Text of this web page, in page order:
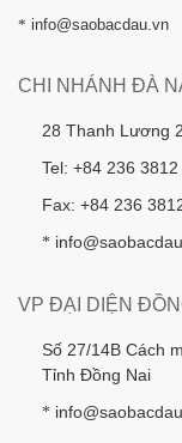
* info@saobacdau.vn
CHI NHÁNH ĐÀ
28 Thanh Lương
Tel: +84 236
Fax: +84 236
*
VP ĐẠI DIỆN
Số 27/14B Cách
Tỉnh Đồng Nai
*